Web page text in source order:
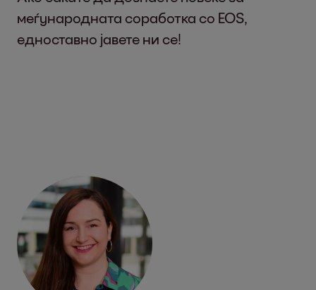
меѓународната соработка со EOS,
едноставно јавете ни се!